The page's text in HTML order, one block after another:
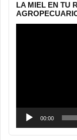
LA MIEL EN TU
00:00